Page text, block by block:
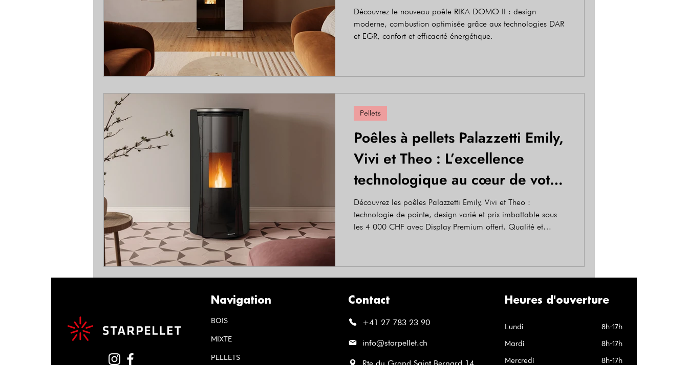
Découvrez le nouveau poêle RIKA DOMO II : design
moderne, combustion optimisée grâce aux technologies DAR
et EGR, confort et efficacité énergétique.
Poêles à pellets Palazzetti Emily,
Vivi et Theo : L’excellence
technologique au cœur de votre
foyer
Découvrez les poêles Palazzetti Emily, Vivi et Theo :
technologie de pointe, design varié et prix imbattable sous
les 4 000 CHF avec Display Premium offert. Qualité et
Pellets
Navigation
BOIS
MIXTE
PELLETS
Contact
+41 27 783 23 90
info@starpellet.ch
Rte du Grand Saint Bernard 14
Heures d'ouverture
Lundi
Mardi
Mercredi
8h-17h
8h-17h
8h-17h